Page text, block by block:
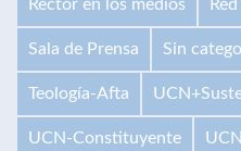
Rector en los medios
Sala de Prensa Sin
Teología-Afta
UCN-Constituyente